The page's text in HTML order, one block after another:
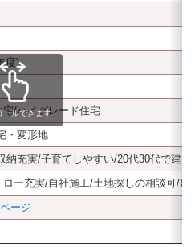
度)
宅/ハイグレード住宅
・変形地
納充実/子育てしやすい/20代30代で建
ロー充実/自社施工/土地探しの相談可/
ージ
ールできます